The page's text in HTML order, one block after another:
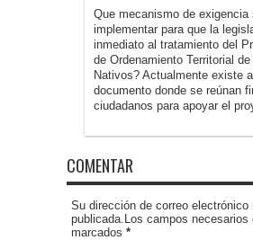
Que mecanismo de exigencia
implementar para que la
inmediato al tratamiento del
de Ordenamiento Territorial
Nativos? Actualmente existe
documento donde se reúnan
ciudadanos para apoyar el
COMENTAR
Su dirección de correo electrónico
publicada.Los campos necesarios
marcados *